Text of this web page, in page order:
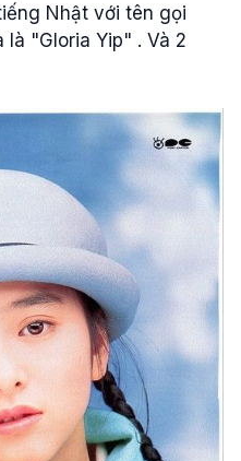
Nhật với tên gọi
là "Gloria Yip" . Và 2